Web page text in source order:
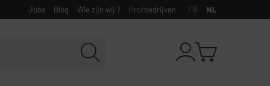
Jobs Blog Wie zijn wij ? Pro/bedrijven FR NL